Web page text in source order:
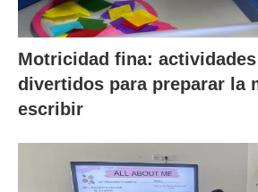
Motricidad fina:
divertidos para preparar la
escribir